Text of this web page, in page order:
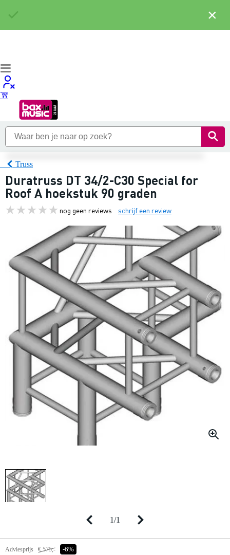
Truss
Duratruss DT 34/2-C30 Special for
Roof A hoekstuk 90 graden
nog geen reviews schrijf een review
1/1
Adviesprijs € 575,- -6%
×